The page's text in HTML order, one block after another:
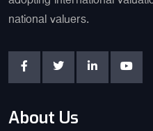
national valuers.
About Us